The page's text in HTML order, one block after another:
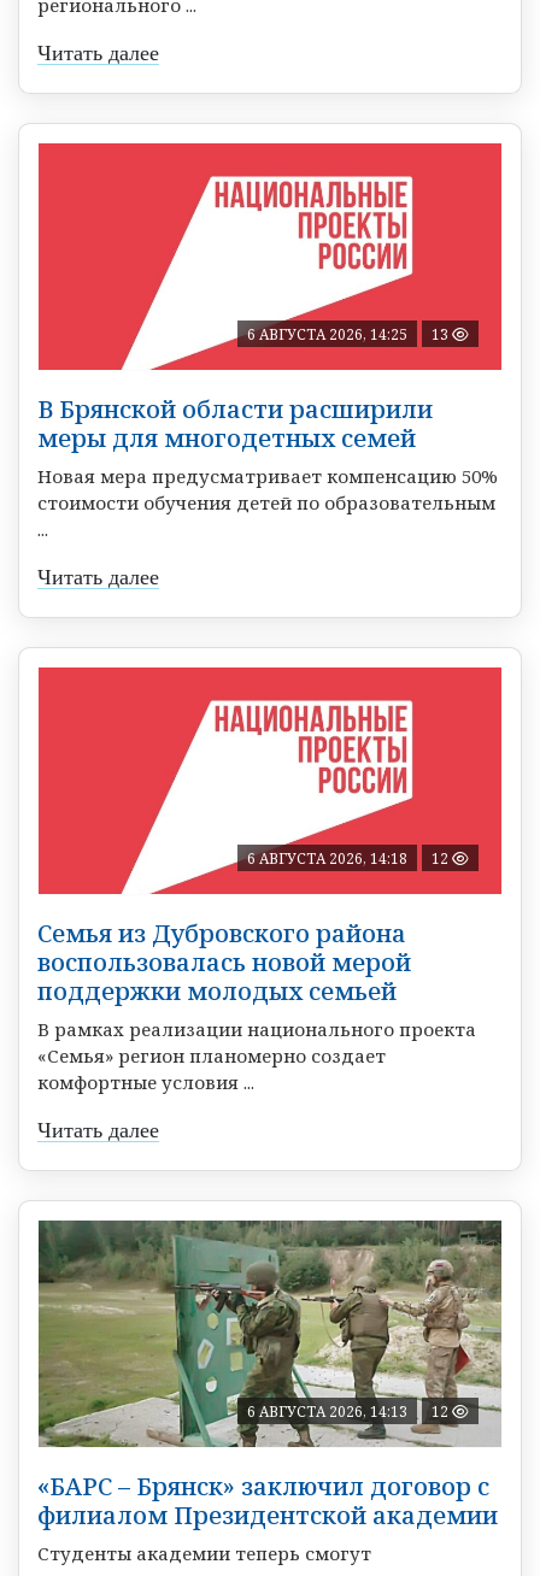
регионального ...
Читать далее
6 АВГУСТА 2026, 14:25 13
В Брянской области расширили
меры для многодетных семей
Новая мера предусматривает компенсацию 50%
стоимости обучения детей по образовательным
...
Читать далее
6 АВГУСТА 2026, 14:18 12
Семья из Дубровского района
воспользовалась новой мерой
поддержки молодых семьей
В рамках реализации национального проекта
«Семья» регион планомерно создает
комфортные условия ...
Читать далее
6 АВГУСТА 2026, 14:13 12
«БАРС – Брянск» заключил договор с
филиалом Президентской академии
Студенты академии теперь смогут